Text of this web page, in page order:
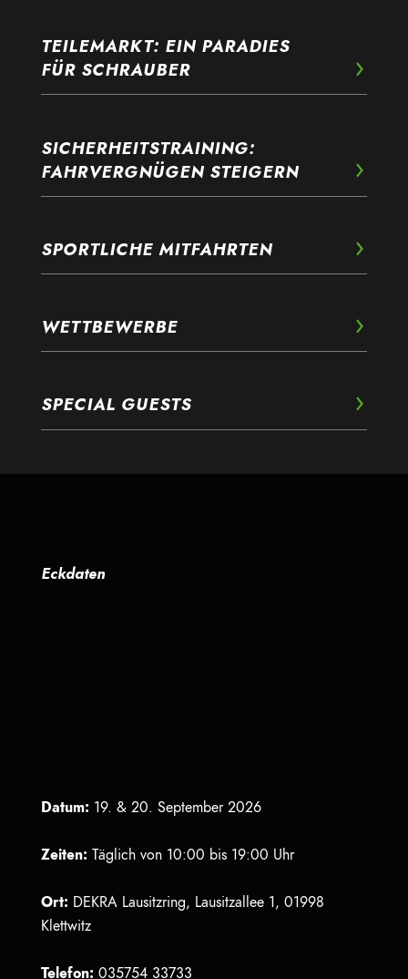
TEILEMARKT: EIN PARADIES
FÜR SCHRAUBER
SICHERHEITSTRAINING:
FAHRVERGNÜGEN STEIGERN
SPORTLICHE MITFAHRTEN
WETTBEWERBE
SPECIAL GUESTS
Eckdaten
Datum: 19. & 20. September 2026
Zeiten: Täglich von 10:00 bis 19:00 Uhr
Ort: DEKRA Lausitzring, Lausitzallee 1, 01998
Klettwitz
Telefon: 035754 33733